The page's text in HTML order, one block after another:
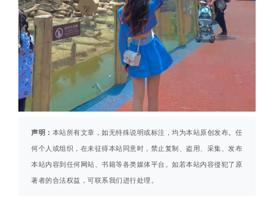
声明： 本站所有文章，如无特殊说明或标注，均为本站原创发布。任
何个人或组织，在未征得本站同意时，禁止复制、盗用、采集、发布
本站内容到任何网站、书籍等各类媒体平台。如若本站内容侵犯了原
著者的合法权益，可联系我们进行处理。